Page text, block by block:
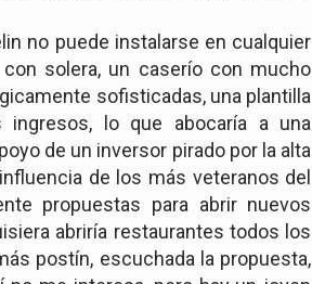
no puede instalarse en cualquier
solera, un caserío con mucho
sofisticadas, una plantilla
lo que abocaría a una
de un inversor pirado por la alta
de los más veteranos del
propuestas para abrir nuevos
abriría restaurantes todos los
postín, escuchada la propuesta,